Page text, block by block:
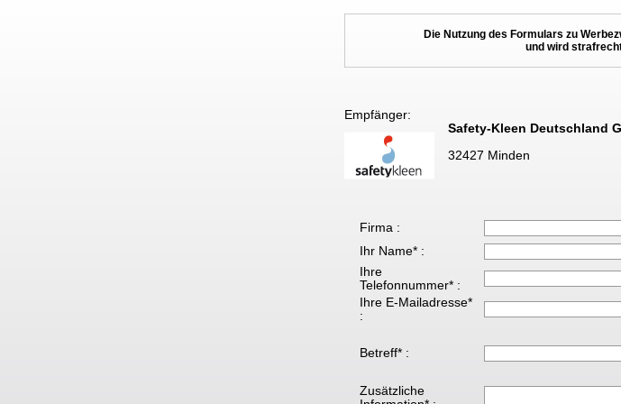
Die Nutzung des Formulars zu
und wird
Empfänger:
Safety-Kleen Deutschland
32427 Minden
Firma :
Ihr Name* :
Ihre
Telefonnummer* :
Ihre E-Mailadresse*
:
Betreff* :
Zusätzliche